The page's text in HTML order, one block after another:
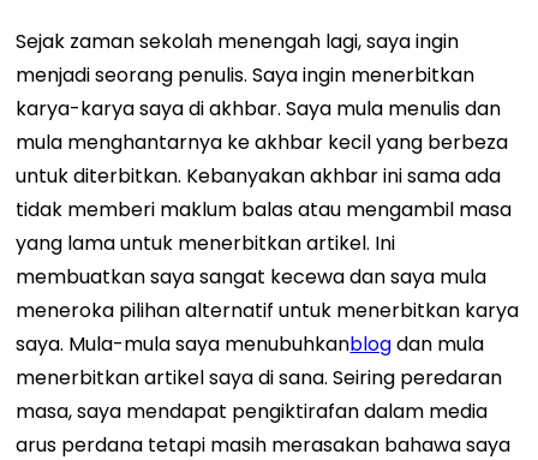
Sejak zaman sekolah menengah lagi, saya ingin
menjadi seorang penulis. Saya ingin menerbitkan
karya-karya saya di akhbar. Saya mula menulis dan
mula menghantarnya ke akhbar kecil yang berbeza
untuk diterbitkan. Kebanyakan akhbar ini sama ada
tidak memberi maklum balas atau mengambil masa
yang lama untuk menerbitkan artikel. Ini
membuatkan saya sangat kecewa dan saya mula
meneroka pilihan alternatif untuk menerbitkan karya
saya. Mula-mula saya menubuhkanblogdan mula
menerbitkan artikel saya di sana. Seiring peredaran
masa, saya mendapat pengiktirafan dalam media
arus perdana tetapi masih merasakan bahawa saya